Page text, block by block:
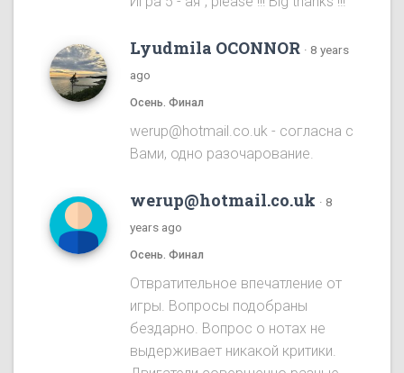
Lyudmila OCONNOR · 8 years
ago
Осень. Финал
werup@hotmail.co.uk - согласна с
Вами, одно разочарование.
werup@hotmail.co.uk · 8
years ago
Осень. Финал
Отвратительное впечатление от
игры. Вопросы подобраны
бездарно. Вопрос о нотах не
выдерживает никакой критики.